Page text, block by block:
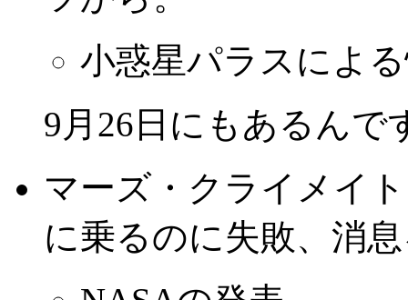
小惑星パラスによ
9月26日にもあるんで
マーズ・クライメイ
に乗るのに失敗、消